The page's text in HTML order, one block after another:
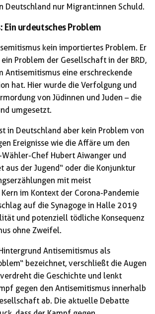
Deutschland nur Migrant:innen Schuld.
Ein urdeutsches Problem
kein importiertes Problem. Er
Problem der Gesellschaft in der BRD,
Antisemitismus eine erschreckende
hat. Hier wurde die Verfolgung und
von Jüdinnen und Juden – die
umgesetzt.
in Deutschland aber kein Problem von
Ereignisse wie die Affäre um den
Chef Hubert Aiwanger und
aus der Jugend“ oder die Konjunktur
mit meist
im Kontext der Corona-Pandemie
auf die Synagoge in Halle 2019
und potenziell tödliche Konsequenz
ohne Zweifel.
Antisemitismus als
bezeichnet, verschließt die Augen
die Geschichte und lenkt
gegen den Antisemitismus innerhalb
ab. Die aktuelle Debatte